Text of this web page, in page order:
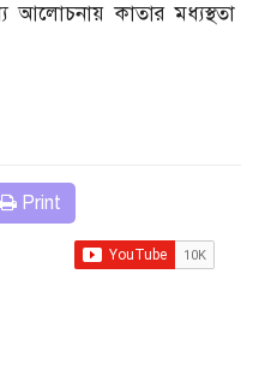
আলোচনায় কাতার মধ্যস্থতা
Print